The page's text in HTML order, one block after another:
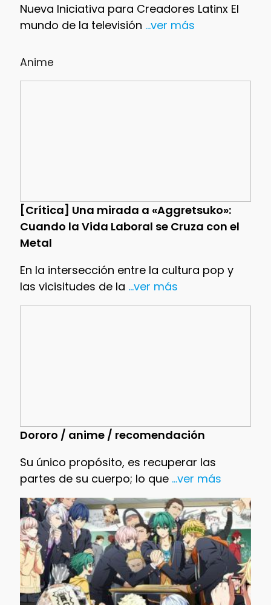
Nueva Iniciativa para Creadores Latinx El
mundo de la televisión ...ver más
Anime
[Crítica] Una mirada a «Aggretsuko»:
Cuando la Vida Laboral se Cruza con el
Metal
En la intersección entre la cultura pop y
las vicisitudes de la ...ver más
Dororo / anime / recomendación
Su único propósito, es recuperar las
partes de su cuerpo; lo que...ver más